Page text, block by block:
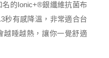
的Ionic+®銀纖維抗菌布
秒有感降溫，非常適合台
越睡越熱，讓你一覺舒適